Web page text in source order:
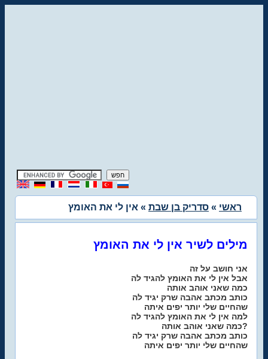
ראשי » סדריק בן שבת » אין לי את האומץ
מילים לשיר אין לי את האומץ
אני חושב על זה
אבל אין לי את האומץ להגיד לה
כמה שאני אוהב אותה
כותב מכתב אהבה שרק יגיד לה
שהחיים שלי יותר יפים איתה
למה אין לי את האומץ להגיד לה
כמה שאני אוהב אותה?
כותב מכתב אהבה שרק יגיד לה
שהחיים שלי יותר יפים איתה